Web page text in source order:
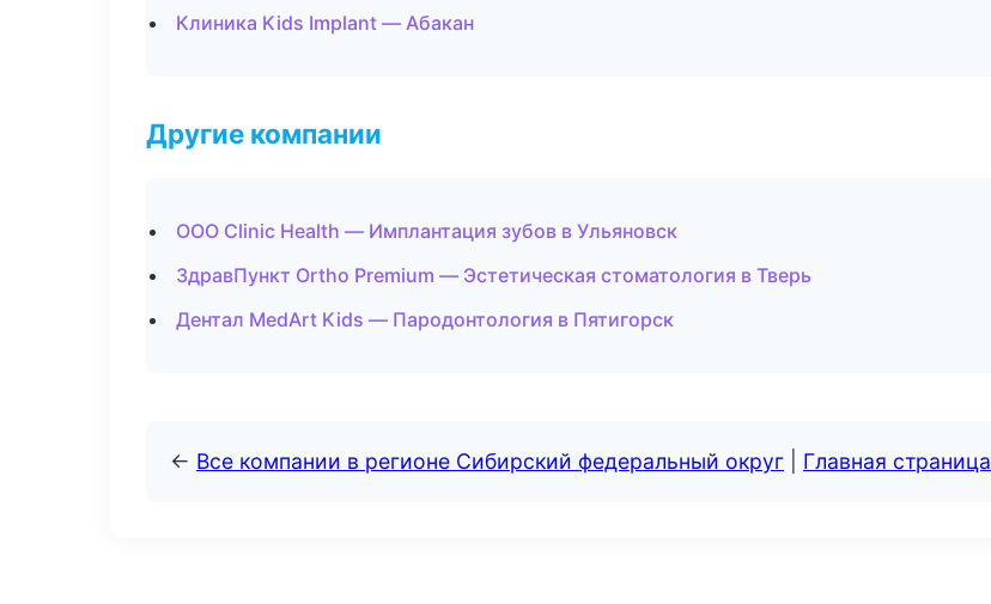
Клиника Kids Implant — Абакан
Другие компании
ООО Clinic Health — Имплантация зубов в Ульяновск
ЗдравПункт Ortho Premium — Эстетическая стоматология в Тверь
Дентал MedArt Kids — Пародонтология в Пятигорск
← Все компании в регионе Сибирский федеральный округ Главная страница